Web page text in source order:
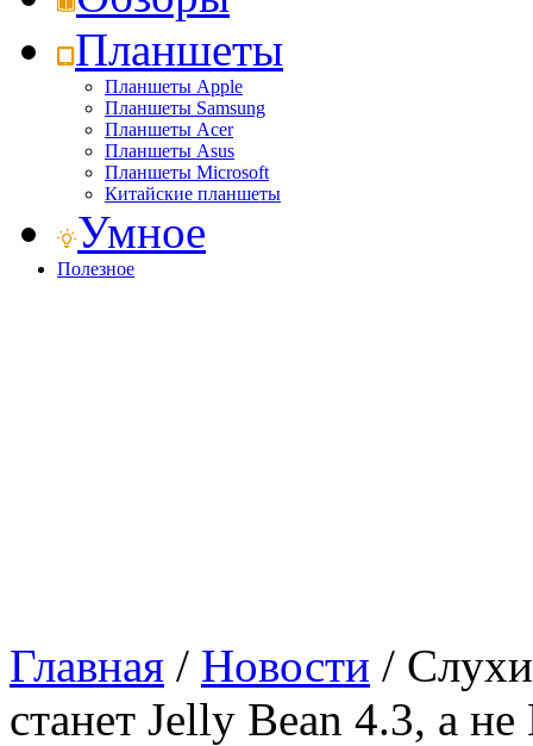
Планшеты
Планшеты Apple
Планшеты Samsung
Планшеты Acer
Планшеты Asus
Планшеты Microsoft
Китайские планшеты
Умное
Полезное
Главная / Новости /
станет Jelly Bean 4.3, а